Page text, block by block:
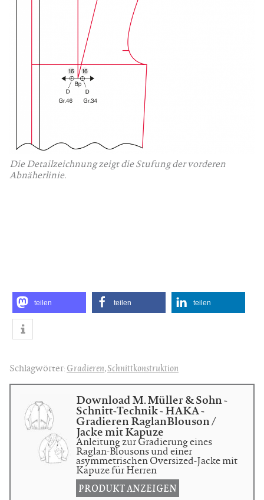
Die Detailzeichnung zeigt die Stufung der vorderen
Abnäherlinie.
teilen teilen teilen
Schlagwörter:Gradieren,Schnittkonstruktion
Download M. Müller & Sohn -
Schnitt-Technik - HAKA -
Gradieren RaglanBlouson /
Jacke mit Kapuze
Anleitung zur Gradierung eines
Raglan-Blousons und einer
asymmetrischen Oversized-Jacke mit
Kapuze für Herren
PRODUKT ANZEIGEN